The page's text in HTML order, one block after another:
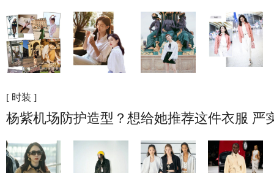
[ 时装 ]
杨紫机场防护造型？想给她推荐这件衣服 严